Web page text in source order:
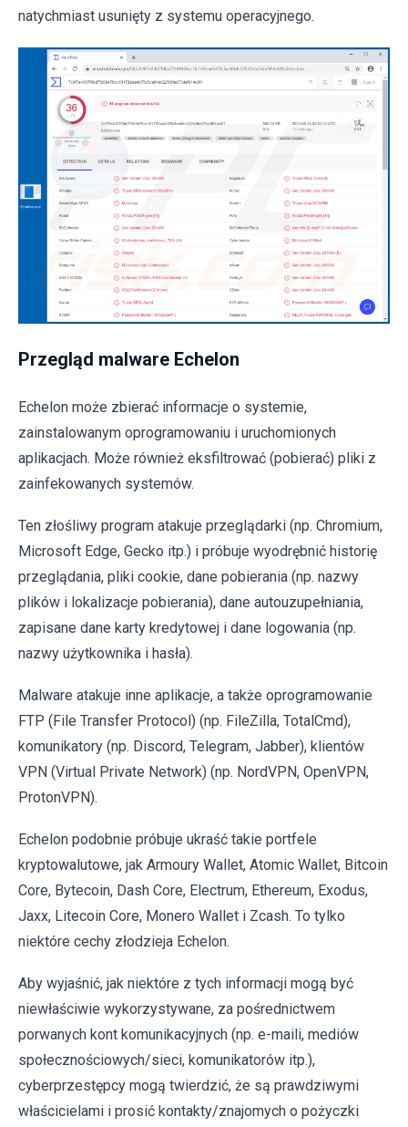
natychmiast usunięty z systemu operacyjnego.
Przegląd malware Echelon
Echelon może zbierać informacje o systemie,
zainstalowanym oprogramowaniu i uruchomionych
aplikacjach. Może również eksfiltrować (pobierać) pliki z
zainfekowanych systemów.
Ten złośliwy program atakuje przeglądarki (np. Chromium,
Microsoft Edge, Gecko itp.) i próbuje wyodrębnić historię
przeglądania, pliki cookie, dane pobierania (np. nazwy
plików i lokalizacje pobierania), dane autouzupełniania,
zapisane dane karty kredytowej i dane logowania (np.
nazwy użytkownika i hasła).
Malware atakuje inne aplikacje, a także oprogramowanie
FTP (File Transfer Protocol) (np. FileZilla, TotalCmd),
komunikatory (np. Discord, Telegram, Jabber), klientów
VPN (Virtual Private Network) (np. NordVPN, OpenVPN,
ProtonVPN).
Echelon podobnie próbuje ukraść takie portfele
kryptowalutowe, jak Armoury Wallet, Atomic Wallet, Bitcoin
Core, Bytecoin, Dash Core, Electrum, Ethereum, Exodus,
Jaxx, Litecoin Core, Monero Wallet i Zcash. To tylko
niektóre cechy złodzieja Echelon.
Aby wyjaśnić, jak niektóre z tych informacji mogą być
niewłaściwie wykorzystywane, za pośrednictwem
porwanych kont komunikacyjnych (np. e-maili, mediów
społecznościowych/sieci, komunikatorów itp.),
cyberprzestępcy mogą twierdzić, że są prawdziwymi
właścicielami i prosić kontakty/znajomych o pożyczki